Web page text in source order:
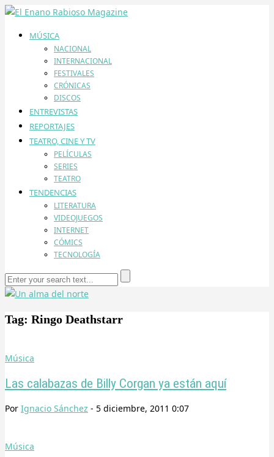
MÚSICA
NACIONAL
INTERNACIONAL
FESTIVALES
CRÓNICAS
DISCOS
ENTREVISTAS
REPORTAJES
TEATRO, CINE Y TV
PELÍCULAS
SERIES
TEATRO
TENDENCIAS
LITERATURA
VIDEOJUEGOS
INTERNET
CÓMICS
TECNOLOGÍA
Tag: Ringo Deathstarr
Música
Las calabazas de Billy Corgan ya están aquí
Por Ignacio Sánchez - 5 diciembre, 2011 0:07
Música